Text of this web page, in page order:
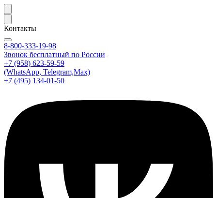
Контакты
8-800-333-19-98
Звонок бесплатный по России
+7 (958) 623-59-59
(WhatsApp, Telegram,Max)
+7 (495) 134-01-50